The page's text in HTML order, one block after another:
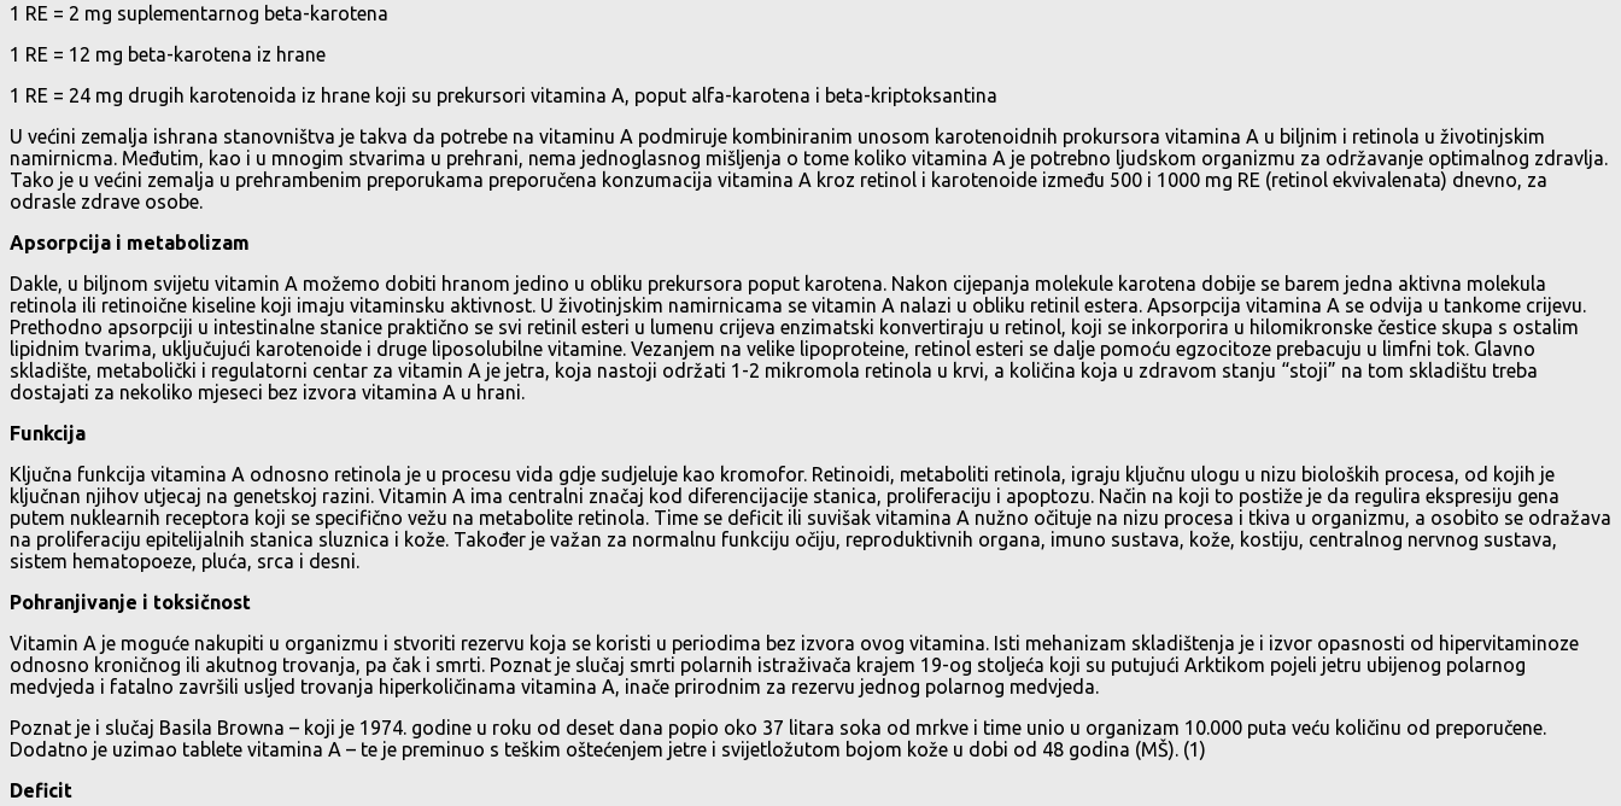
1 RE = 2 mg suplementarnog beta-karotena
1 RE = 12 mg beta-karotena iz hrane
1 RE = 24 mg drugih karotenoida iz hrane koji su prekursori vitamina A, poput alfa-karotena i beta-kriptoksantina
U većini zemalja ishrana stanovništva je takva da potrebe na vitaminu A podmiruje kombiniranim unosom karotenoidnih prokursora vitamina A u biljnim i retinola u životinjskim
namirnicma. Međutim, kao i u mnogim stvarima u prehrani, nema jednoglasnog mišljenja o tome koliko vitamina A je potrebno ljudskom organizmu za održavanje optimalnog zdravlja.
Tako je u većini zemalja u prehrambenim preporukama preporučena konzumacija vitamina A kroz retinol i karotenoide između 500 i 1000 mg RE (retinol ekvivalenata) dnevno, za
odrasle zdrave osobe.
Apsorpcija i metabolizam
Dakle, u biljnom svijetu vitamin A možemo dobiti hranom jedino u obliku prekursora poput karotena. Nakon cijepanja molekule karotena dobije se barem jedna aktivna molekula
retinola ili retinoične kiseline koji imaju vitaminsku aktivnost. U životinjskim namirnicama se vitamin A nalazi u obliku retinil estera. Apsorpcija vitamina A se odvija u tankome crijevu.
Prethodno apsorpciji u intestinalne stanice praktično se svi retinil esteri u lumenu crijeva enzimatski konvertiraju u retinol, koji se inkorporira u hilomikronske čestice skupa s ostalim
lipidnim tvarima, uključujući karotenoide i druge liposolubilne vitamine. Vezanjem na velike lipoproteine, retinol esteri se dalje pomoću egzocitoze prebacuju u limfni tok. Glavno
skladište, metabolički i regulatorni centar za vitamin A je jetra, koja nastoji održati 1-2 mikromola retinola u krvi, a količina koja u zdravom stanju “stoji” na tom skladištu treba
dostajati za nekoliko mjeseci bez izvora vitamina A u hrani.
Funkcija
Ključna funkcija vitamina A odnosno retinola je u procesu vida gdje sudjeluje kao kromofor. Retinoidi, metaboliti retinola, igraju ključnu ulogu u nizu bioloških procesa, od kojih je
ključnan njihov utjecaj na genetskoj razini. Vitamin A ima centralni značaj kod diferencijacije stanica, proliferaciju i apoptozu. Način na koji to postiže je da regulira ekspresiju gena
putem nuklearnih receptora koji se specifično vežu na metabolite retinola. Time se deficit ili suvišak vitamina A nužno očituje na nizu procesa i tkiva u organizmu, a osobito se odražava
na proliferaciju epitelijalnih stanica sluznica i kože. Također je važan za normalnu funkciju očiju, reproduktivnih organa, imuno sustava, kože, kostiju, centralnog nervnog sustava,
sistem hematopoeze, pluća, srca i desni.
Pohranjivanje i toksičnost
Vitamin A je moguće nakupiti u organizmu i stvoriti rezervu koja se koristi u periodima bez izvora ovog vitamina. Isti mehanizam skladištenja je i izvor opasnosti od hipervitaminoze
odnosno kroničnog ili akutnog trovanja, pa čak i smrti. Poznat je slučaj smrti polarnih istraživača krajem 19-og stoljeća koji su putujući Arktikom pojeli jetru ubijenog polarnog
medvjeda i fatalno završili usljed trovanja hiperkoličinama vitamina A, inače prirodnim za rezervu jednog polarnog medvjeda.
Poznat je i slučaj Basila Browna – koji je 1974. godine u roku od deset dana popio oko 37 litara soka od mrkve i time unio u organizam 10.000 puta veću količinu od preporučene.
Dodatno je uzimao tablete vitamina A – te je preminuo s teškim oštećenjem jetre i svijetložutom bojom kože u dobi od 48 godina (MŠ). (1)
Deficit